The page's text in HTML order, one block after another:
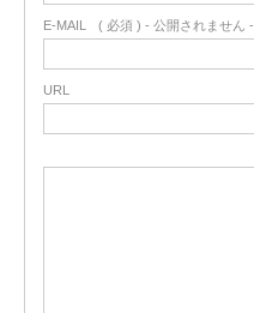
E-MAIL ( 必須 ) - 公開されません -
URL